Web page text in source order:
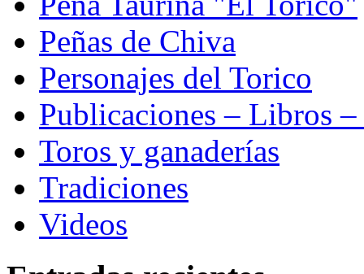
Peñas de Chiva
Personajes del Torico
Publicaciones – Libros –
Toros y ganaderías
Tradiciones
Videos